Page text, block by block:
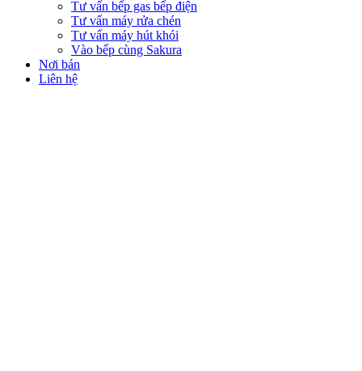
Tư vấn bếp gas bếp điện
Tư vấn máy rửa chén
Tư vấn máy hút khói
Vào bếp cùng Sakura
Nơi bán
Liên hệ